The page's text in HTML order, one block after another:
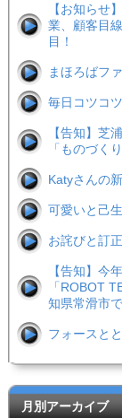
【お知らせ
業、顧客目
目！
まほろばフ
毎日コツコ
【告知】芝
「ものづく
Katyさんの
可愛いと己
お詫びと訂正
【告知】今
「ROBOT
知県常滑市
フォースと
月別アーカイブ